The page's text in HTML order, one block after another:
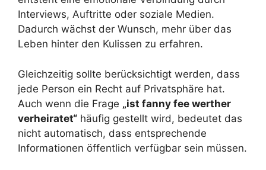
Interviews, Auftritte oder soziale Medien.
Dadurch wächst der Wunsch, mehr über das
Leben hinter den Kulissen zu erfahren.
Gleichzeitig sollte berücksichtigt werden, dass
jede Person ein Recht auf Privatsphäre hat.
Auch wenn die Frage „ist fanny fee werther
verheiratet“ häufig gestellt wird, bedeutet das
nicht automatisch, dass entsprechende
Informationen öffentlich verfügbar sein müssen.